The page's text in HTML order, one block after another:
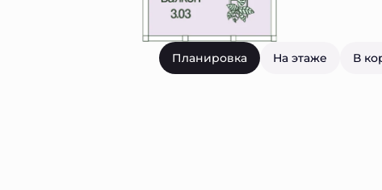
Планировка На этаже В